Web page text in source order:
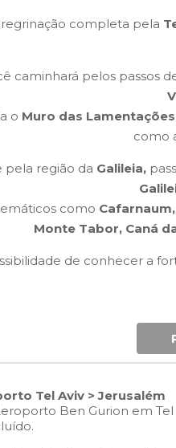
completa pela
caminhará pelos passos
o Muro das
como
pela região da Galileia,
como
Monte Tabor, Caná
de conhecer a
Tel Aviv > Jerusalém
Ben Gurion em